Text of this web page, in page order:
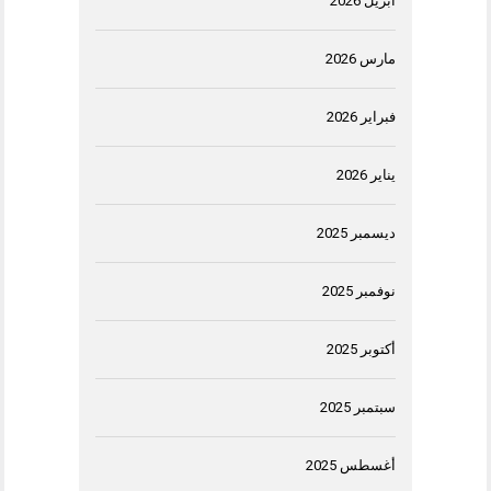
مارس 2026
فبراير 2026
يناير 2026
ديسمبر 2025
نوفمبر 2025
أكتوبر 2025
سبتمبر 2025
أغسطس 2025